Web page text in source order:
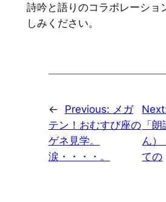
詩吟と語りのコラボレーショ
しみください。
← Previous: メガ
テン！おむすび座の
ゲネ見学。
涙・・・・。
「
ん
ての